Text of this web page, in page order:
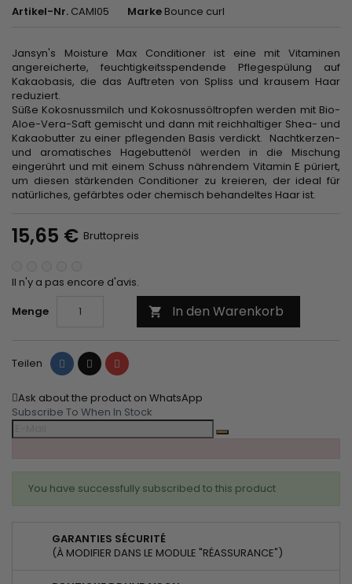
Artikel-Nr. CAMI05 Marke Bounce curl
Jansyn's Moisture Max Conditioner ist eine mit Vitaminen
angereicherte, feuchtigkeitsspendende Pflegespülung auf
Kakaobasis, die das Auftreten von Spliss und krausem Haar
reduziert.
Süße Kokosnussmilch und Kokosnussöltropfen werden mit Bio-
Aloe-Vera-Saft gemischt und dann mit reichhaltiger Shea- und
Kakaobutter zu einer pflegenden Basis verdickt. Nachtkerzen-
und aromatisches Hagebuttenöl werden in die Mischung
eingerührt und mit einem Schuss nährendem Vitamin E püriert,
um diesen stärkenden Conditioner zu kreieren, der ideal für
natürliches, gefärbtes oder chemisch behandeltes Haar ist.
15,65 € Bruttopreis
Il n'y a pas encore d'avis.
Menge
 In den Warenkorb
Teilen Teilen Tweet Pinterest
Ask about the product on WhatsApp
Subscribe To When In Stock
You have successfully subscribed to this product
GARANTIES SÉCURITÉ
(À MODIFIER DANS LE MODULE "RÉASSURANCE")